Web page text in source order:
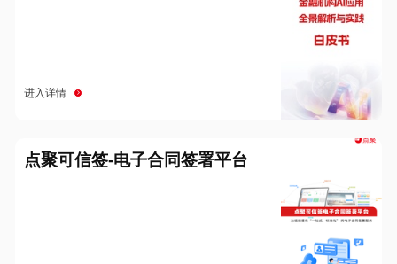
进入详情
点聚可信签-电子合同签署平台